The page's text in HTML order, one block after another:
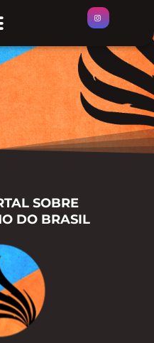
SOBRE
DO BRASIL